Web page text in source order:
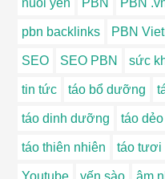
nuôi yến PBN PBN
pbn backlinks PBN
SEO SEO PBN sức
tin tức táo bổ dưỡng
táo dinh dưỡng táo dẻo
táo thiên nhiên táo tươi